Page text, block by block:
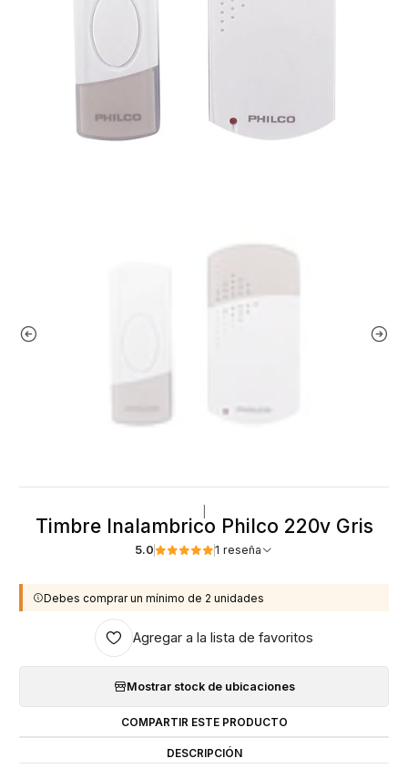
Timbre Inalambrico Philco 220v Gris
5.0 1 reseña
Debes comprar un mínimo de 2 unidades
Agregar a la lista de favoritos
Mostrar stock de ubicaciones
COMPARTIR ESTE PRODUCTO
DESCRIPCIÓN